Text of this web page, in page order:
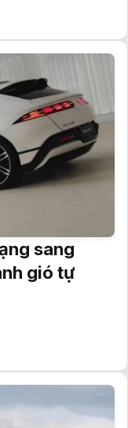
sang
gió tự